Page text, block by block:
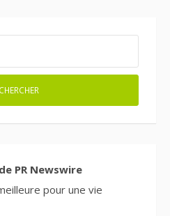
PR Newswire
pour une vie